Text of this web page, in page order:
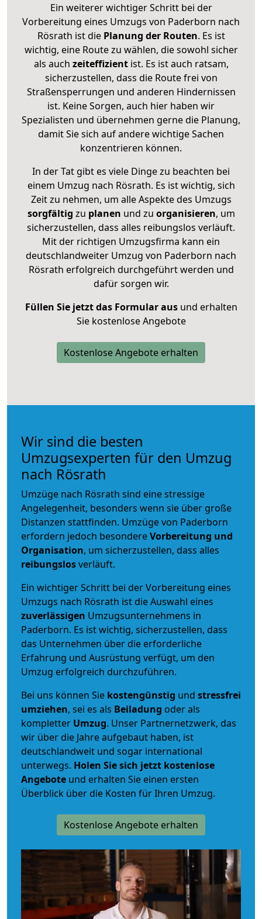
Ein weiterer wichtiger Schritt bei der
Vorbereitung eines Umzugs von Paderborn nach
Rösrath ist diePlanung der Routen. Es ist
wichtig, eine Route zu wählen, die sowohl sicher
als auch zeiteffizientist. Es ist auch ratsam,
sicherzustellen, dass die Route frei von
Straßensperrungen und anderen Hindernissen
ist. Keine Sorgen, auch hier haben wir
Spezialisten und übernehmen gerne die Planung,
damit Sie sich auf andere wichtige Sachen
konzentrieren können.
In der Tat gibt es viele Dinge zu beachten bei
einem Umzug nach Rösrath. Es ist wichtig, sich
Zeit zu nehmen, um alle Aspekte des Umzugs
sorgfältig zu planen und zu organisieren, um
sicherzustellen, dass alles reibungslos verläuft.
Mit der richtigen Umzugsfirma kann ein
deutschlandweiter Umzug von Paderborn nach
Rösrath erfolgreich durchgeführt werden und
dafür sorgen wir.
Füllen Sie jetzt das Formular ausund erhalten
Sie kostenlose Angebote
Kostenlose Angebote erhalten
Wir sind die besten
Umzugsexperten für den Umzug
nach Rösrath
Umzüge nach Rösrath sind eine stressige
Angelegenheit, besonders wenn sie über große
Distanzen stattfinden. Umzüge von Paderborn
erfordern jedoch besondereVorbereitung und
Organisation, um sicherzustellen, dass alles
reibungslosverläuft.
Ein wichtiger Schritt bei der Vorbereitung eines
Umzugs nach Rösrath ist die Auswahl eines
zuverlässigen Umzugsunternehmens in
Paderborn. Es ist wichtig, sicherzustellen, dass
das Unternehmen über die erforderliche
Erfahrung und Ausrüstung verfügt, um den
Umzug erfolgreich durchzuführen.
Bei uns können Sie kostengünstig und stressfrei
umziehen, sei es als Beiladung oder als
kompletter Umzug. Unser Partnernetzwerk, das
wir über die Jahre aufgebaut haben, ist
deutschlandweit und sogar international
unterwegs. Holen Sie sich jetzt kostenlose
Angebote und erhalten Sie einen ersten
Überblick über die Kosten für Ihren Umzug.
Kostenlose Angebote erhalten